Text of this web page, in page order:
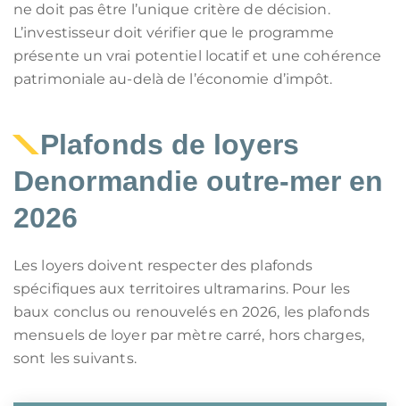
ne doit pas être l’unique critère de décision.
L’investisseur doit vérifier que le programme
présente un vrai potentiel locatif et une cohérence
patrimoniale au-delà de l’économie d’impôt.
Plafonds de loyers
Denormandie outre-mer en
2026
Les loyers doivent respecter des plafonds
spécifiques aux territoires ultramarins. Pour les
baux conclus ou renouvelés en 2026, les plafonds
mensuels de loyer par mètre carré, hors charges,
sont les suivants.